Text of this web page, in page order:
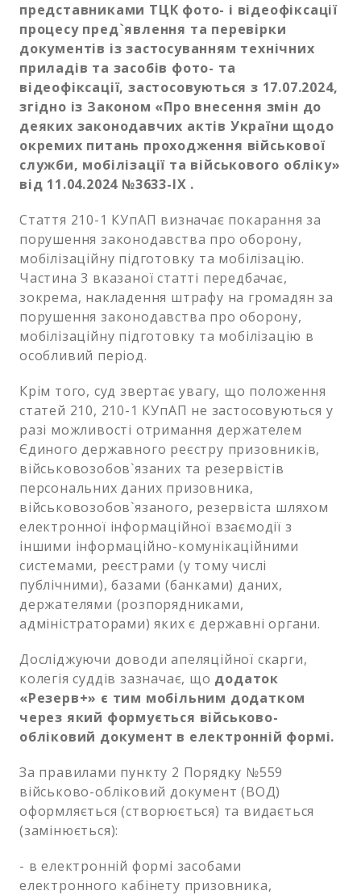
представниками ТЦК фото- і відеофіксації
процесу пред`явлення та перевірки
документів із застосуванням технічних
приладів та засобів фото- та
відеофіксації, застосовуються з 17.07.2024,
згідно із Законом «Про внесення змін до
деяких законодавчих актів України щодо
окремих питань проходження військової
служби, мобілізації та військового обліку»
від 11.04.2024 №3633-IX .
Стаття 210-1 КУпАП визначає покарання за
порушення законодавства про оборону,
мобілізаційну підготовку та мобілізацію.
Частина 3 вказаної статті передбачає,
зокрема, накладення штрафу на громадян за
порушення законодавства про оборону,
мобілізаційну підготовку та мобілізацію в
особливий період.
Крім того, суд звертає увагу, що положення
статей 210, 210-1 КУпАП не застосовуються у
разі можливості отримання держателем
Єдиного державного реєстру призовників,
військовозобов`язаних та резервістів
персональних даних призовника,
військовозобов`язаного, резервіста шляхом
електронної інформаційної взаємодії з
іншими інформаційно-комунікаційними
системами, реєстрами (у тому числі
публічними), базами (банками) даних,
держателями (розпорядниками,
адміністраторами) яких є державні органи.
Досліджуючи доводи апеляційної скарги,
колегія суддів зазначає, що додаток
«Резерв+» є тим мобільним додатком
через який формується військово-
обліковий документ в електронній формі.
За правилами пункту 2 Порядку №559
військово-обліковий документ (ВОД)
оформляється (створюється) та видається
(замінюється):
- в електронній формі засобами
електронного кабінету призовника,